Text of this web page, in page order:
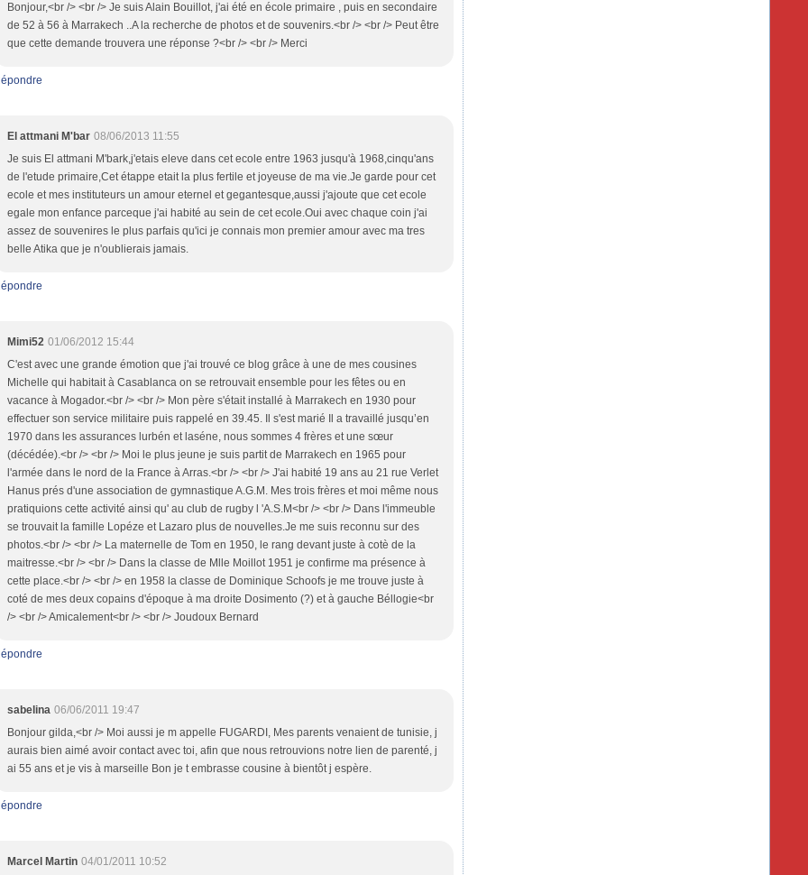
Bonjour,<br /> <br /> Je suis Alain Bouillot, j'ai été en école primaire , puis en secondaire
de 52 à 56 à Marrakech ..A la recherche de photos et de souvenirs.<br /> <br /> Peut être
que cette demande trouvera une réponse ?<br /> <br /> Merci
El attmani M'bar 08/06/2013 11:55
Je suis El attmani M'bark,j'etais eleve dans cet ecole entre 1963 jusqu'à 1968,cinqu'ans
de l'etude primaire,Cet étappe etait la plus fertile et joyeuse de ma vie.Je garde pour cet
ecole et mes instituteurs un amour eternel et gegantesque,aussi j'ajoute que cet ecole
egale mon enfance parceque j'ai habité au sein de cet ecole.Oui avec chaque coin j'ai
assez de souvenires le plus parfais qu'ici je connais mon premier amour avec ma tres
belle Atika que je n'oublierais jamais.
Mimi52 01/06/2012 15:44
C'est avec une grande émotion que j'ai trouvé ce blog grâce à une de mes cousines
Michelle qui habitait à Casablanca on se retrouvait ensemble pour les fêtes ou en
vacance à Mogador.<br /> <br /> Mon père s'était installé à Marrakech en 1930 pour
effectuer son service militaire puis rappelé en 39.45. Il s'est marié Il a travaillé jusqu’en
1970 dans les assurances lurbén et laséne, nous sommes 4 frères et une sœur
(décédée).<br /> <br /> Moi le plus jeune je suis partit de Marrakech en 1965 pour
l'armée dans le nord de la France à Arras.<br /> <br /> J'ai habité 19 ans au 21 rue Verlet
Hanus prés d'une association de gymnastique A.G.M. Mes trois frères et moi même nous
pratiquions cette activité ainsi qu' au club de rugby l 'A.S.M<br /> <br /> Dans l'immeuble
se trouvait la famille Lopéze et Lazaro plus de nouvelles.Je me suis reconnu sur des
photos.<br /> <br /> La maternelle de Tom en 1950, le rang devant juste à cotè de la
maitresse.<br /> <br /> Dans la classe de Mlle Moillot 1951 je confirme ma présence à
cette place.<br /> <br /> en 1958 la classe de Dominique Schoofs je me trouve juste à
coté de mes deux copains d'époque à ma droite Dosimento (?) et à gauche Béllogie<br
/> <br /> Amicalement<br /> <br /> Joudoux Bernard
sabelina 06/06/2011 19:47
Bonjour gilda,<br /> Moi aussi je m appelle FUGARDI, Mes parents venaient de tunisie, j
aurais bien aimé avoir contact avec toi, afin que nous retrouvions notre lien de parenté, j
ai 55 ans et je vis à marseille Bon je t embrasse cousine à bientôt j espère.
Marcel Martin 04/01/2011 10:52